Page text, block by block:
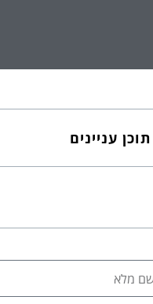
תוכן עניינים